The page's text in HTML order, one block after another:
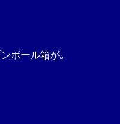
ボール箱が｡